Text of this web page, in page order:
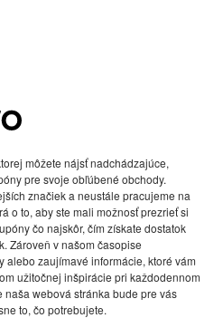
môžete nájsť nadchádzajúce,
pre svoje obľúbené obchody.
značiek a neustále pracujeme na
o to, aby ste mali možnosť prezrieť si
čo najskôr, čím získate dostatok
Zároveň v našom časopise
alebo zaujímavé informácie, ktoré vám
užitočnej inšpirácie pri každodennom
webová stránka bude pre vás
to, čo potrebujete.